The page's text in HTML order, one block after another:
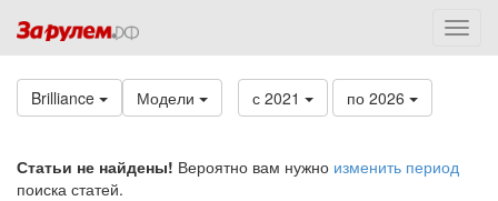
Brilliance Модели с 2021 по 2026
Статьи не найдены! Вероятно вам нужно изменить период
поиска статей.